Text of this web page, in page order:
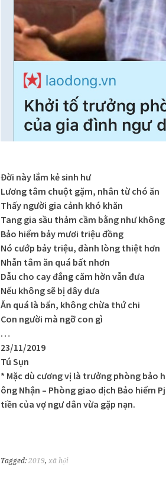
Đời này lắm kẻ sinh hư
Lương tâm chuột gặm, nhân từ chó ăn
Thấy người gia cảnh khó khăn
Tang gia sầu thảm cầm bằng như không
Bảo hiểm bảy mươi triệu đồng
Nó cướp bảy triệu, đành lòng thiệt hơn
Nhẫn tâm ăn quá bất nhơn
Dẫu cho cay đắng căm hờn vẫn đưa
Nếu không sẽ bị dây dưa
Ăn quá là bẩn, không chừa thứ chi
Con người mà ngỡ con gì
…
23/11/2019
Tú Sụn
* Mặc dù cương vị là trưởng phòng bảo
ông Nhận – Phòng giao dịch Bảo hiểm
tiền của vợ ngư dân vừa gặp nạn.
Tagged: 2019, xã hội